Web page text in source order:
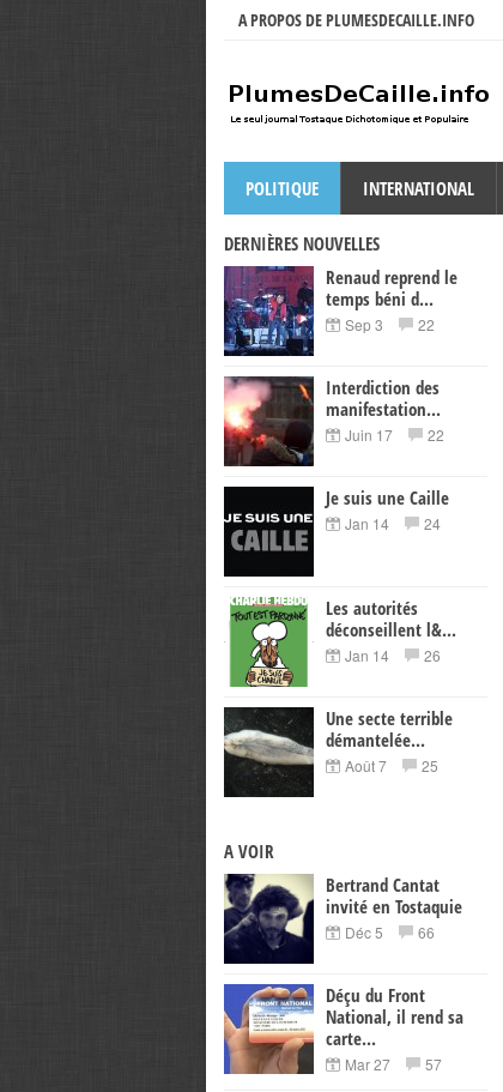
A PROPOS DE PLUMESDECAILLE.INFO
POLITIQUE INTERNATIONAL
DERNIÈRES NOUVELLES
Renaud reprend le
temps béni d...
Sep 3 22
Interdiction des
manifestation...
Juin 17 22
Je suis une Caille
Jan 14 24
Les autorités
déconseillent l&...
Jan 14 26
Une secte terrible
démantelée...
Août 7 25
A VOIR
Bertrand Cantat
invité en Tostaquie
Déc 5 66
Déçu du Front
National, il rend sa
carte...
Mar 27 57